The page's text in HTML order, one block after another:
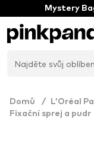
Mystery
Domů / L’Oréal
Fixační sprej a pudr